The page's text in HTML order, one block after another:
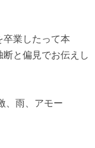
卒業したって本
と偏見でお伝えし
、雨、アモー